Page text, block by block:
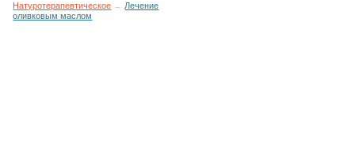
Натуротерапевтическое → Лечение
оливковым маслом